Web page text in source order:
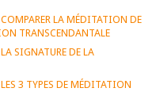
LA MÉDITATION DE
TRANSCENDANTALE
SIGNATURE DE LA
3 TYPES DE MÉDITATION